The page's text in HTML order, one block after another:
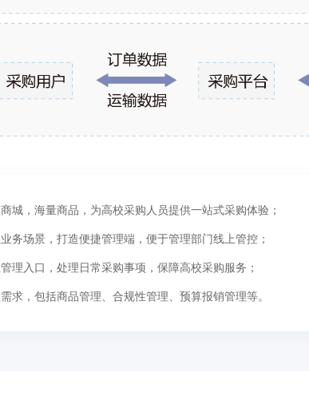
城，海量商品，为高校采购人员提供一站式采购体验；
务场景，打造便捷管理端，便于管理部门线上管控；
理入口，处理日常采购事项，保障高校采购服务；
求，包括商品管理、合规性管理、预算报销管理等。